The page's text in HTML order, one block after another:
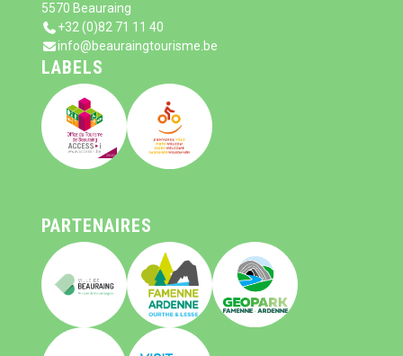
5570 Beauraing
+32 (0)82 71 11 40
info@beauraingtourisme.be
LABELS
PARTENAIRES